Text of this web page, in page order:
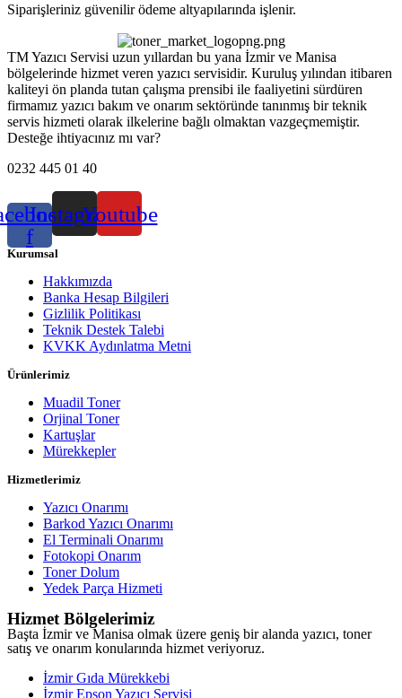
Siparişleriniz güvenilir ödeme altyapılarında işlenir.
TM Yazıcı Servisi uzun yıllardan bu yana İzmir ve Manisa
bölgelerinde hizmet veren yazıcı servisidir. Kuruluş yılından itibaren
kaliteyi ön planda tutan çalışma prensibi ile faaliyetini sürdüren
firmamız yazıcı bakım ve onarım sektöründe tanınmış bir teknik
servis hizmeti olarak ilkelerine bağlı olmaktan vazgeçmemiştir.
Desteğe ihtiyacınız mı var?
0232 445 01 40
f
InstagramYoutube
Kurumsal
Hakkımızda
Banka Hesap Bilgileri
Gizlilik Politikası
Teknik Destek Talebi
KVKK Aydınlatma Metni
Ürünlerimiz
Muadil Toner
Orjinal Toner
Kartuşlar
Mürekkepler
Hizmetlerimiz
Yazıcı Onarımı
Barkod Yazıcı Onarımı
El Terminali Onarımı
Fotokopi Onarım
Toner Dolum
Yedek Parça Hizmeti
Hizmet Bölgelerimiz
Başta İzmir ve Manisa olmak üzere geniş bir alanda yazıcı, toner
satış ve onarım konularında hizmet veriyoruz.
İzmir Gıda Mürekkebi
İzmir Epson Yazıcı Servisi